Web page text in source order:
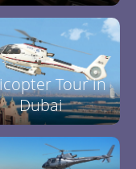
Tour in
Dubai